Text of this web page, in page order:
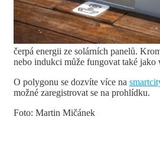
čerpá energii ze solárních panelů.
nebo indukci může fungovat také jako
O polygonu se dozvíte více na
možné zaregistrovat se na prohlídku.
Foto: Martin Mičánek